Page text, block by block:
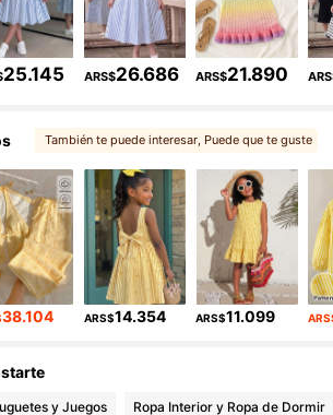
Seguidores
Seguidores
Seguidores
25.145 ARS$26.686 ARS$21.890
También te puede interesar , Puede que te guste
, Artículos relacionados
38.104 ARS$14.354 ARS$11.099
y Juegos Ropa Interior y Ropa de Dormir